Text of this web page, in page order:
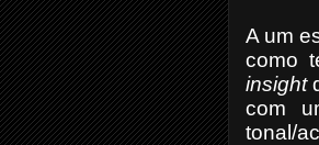
A um
como
insight
com
tonal/